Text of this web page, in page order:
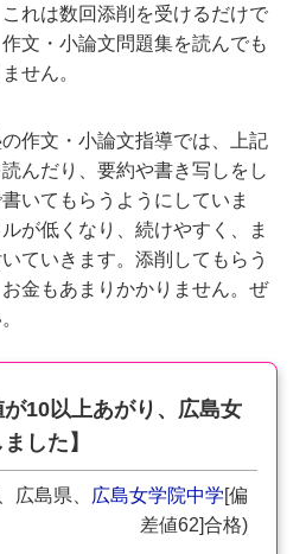
れは数回添削を受けるだけで
文・小論文問題集を読んでも
せん。
作文・小論文指導では、上記
んだり、要約や書き写しをし
いてもらうようにしていま
が低くなり、続けやすく、ま
ていきます。添削してもらう
金もあまりかかりません。ぜ
が10以上あがり、広島女
した】
広島県、 広島女学院中学[偏
差値62]合格)